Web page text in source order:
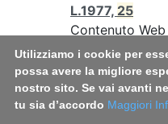
L.1977, 25
Contenuto Web
1977 3 77
Rapporto
Carla Daniele,
Utilizziamo i cookie per
possa avere la migliore
nostro sito. Se vai avanti
tu sia d’accordo Maggiori